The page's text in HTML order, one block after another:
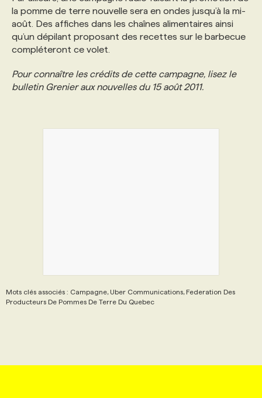
PROGRAMMES DE SUBVENTIONS
la pomme de terre nouvelle sera en ondes jusqu’à la mi-
août. Des affiches dans les chaînes alimentaires ainsi
qu’un dépilant proposant des recettes sur le barbecue
compléteront ce volet.
Pour connaître les crédits de cette campagne, lisez le
bulletin Grenier aux nouvelles du 15 août 2011.
Mots clés associés : Campagne, Uber Communications, Federation Des
Producteurs De Pommes De Terre Du Quebec